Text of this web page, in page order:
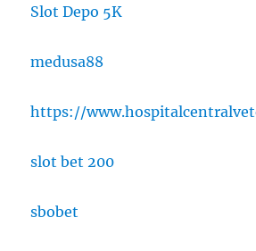
Slot Depo 5K
medusa88
https://
slot bet 200
sbobet